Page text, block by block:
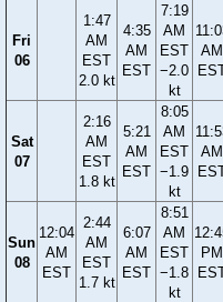
Fri
06
1:47
AM
EST
2.0 kt
4:35
AM
EST
7:19
AM
EST
−2.0
kt
AM
Sat
07
2:16
AM
EST
1.8 kt
5:21
AM
EST
8:05
AM
EST
−1.9
kt
AM
Sun
08
12:04
AM
EST
2:44
AM
EST
1.7 kt
6:07
AM
EST
8:51
AM
EST
−1.8
kt
PM